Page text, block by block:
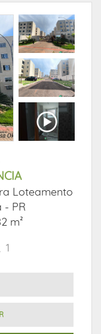
Loteamento
- PR
m²
1